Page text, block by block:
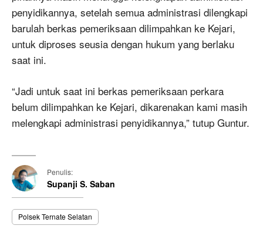
penyidikannya, setelah semua administrasi dilengkapi
barulah berkas pemeriksaan dilimpahkan ke Kejari,
untuk diproses seusia dengan hukum yang berlaku
saat ini.
“Jadi untuk saat ini berkas pemeriksaan perkara
belum dilimpahkan ke Kejari, dikarenakan kami masih
melengkapi administrasi penyidikannya,” tutup Guntur.
Penulis:
Supanji S. Saban
Polsek Ternate Selatan